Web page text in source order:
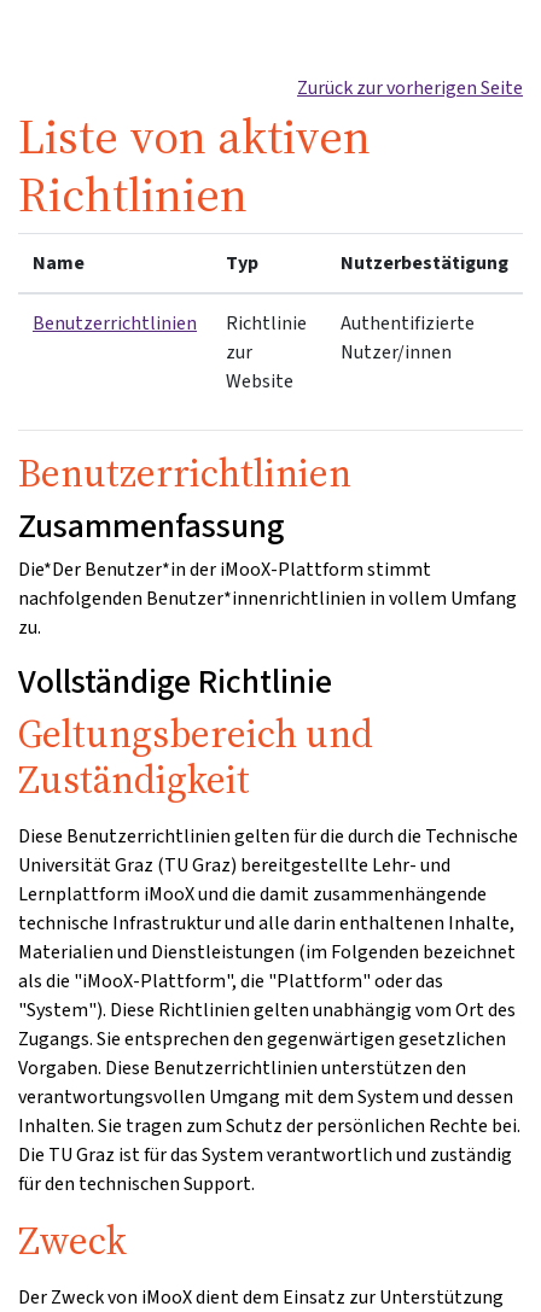
Zurück zur vorherigen Seite
Liste von aktiven
Richtlinien
Name Typ Nutzerbestätigung
Benutzerrichtlinien
Richtlinie
zur
Website
Authentifizierte
Nutzer/innen
Benutzerrichtlinien
Zusammenfassung
Die*Der Benutzer*in der iMooX-Plattform stimmt
nachfolgenden Benutzer*innenrichtlinien in vollem Umfang
zu.
Vollständige Richtlinie
Geltungsbereich und
Zuständigkeit
Diese Benutzerrichtlinien gelten für die durch die Technische
Universität Graz (TU Graz) bereitgestellte Lehr- und
Lernplattform iMooX und die damit zusammenhängende
technische Infrastruktur und alle darin enthaltenen Inhalte,
Materialien und Dienstleistungen (im Folgenden bezeichnet
als die "iMooX-Plattform", die "Plattform" oder das
"System"). Diese Richtlinien gelten unabhängig vom Ort des
Zugangs. Sie entsprechen den gegenwärtigen gesetzlichen
Vorgaben. Diese Benutzerrichtlinien unterstützen den
verantwortungsvollen Umgang mit dem System und dessen
Inhalten. Sie tragen zum Schutz der persönlichen Rechte bei.
Die TU Graz ist für das System verantwortlich und zuständig
für den technischen Support.
Zweck
Der Zweck von iMooX dient dem Einsatz zur Unterstützung